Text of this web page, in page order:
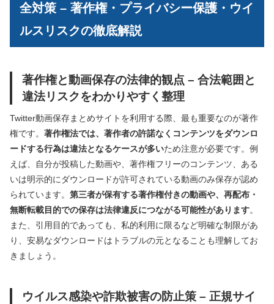
全対策 – 著作権・プライバシー保護・ウイ
ルスリスクの徹底解説
著作権と動画保存の法律的観点 – 合法範囲と
違法リスクをわかりやすく整理
Twitter動画保存まとめサイトを利用する際、最も重要なのが著作
権です。 著作権法では、著作者の許諾なくコンテンツをダウンロ
ードする行為は違法となるケースが多いため注意が必要です。例
えば、自分が投稿した動画や、著作権フリーのコンテンツ、ある
いは明示的にダウンロードが許可されている動画のみ保存が認め
られています。 第三者が保有する著作権付きの動画や、再配布・
無断転載目的での保存は法律違反につながる可能性があります。
また、引用目的であっても、私的利用に限るなど明確な制限があ
り、安易なダウンロードはトラブルの元となることも理解してお
きましょう。
ウイルス感染や詐欺被害の防止策 – 正規サイ